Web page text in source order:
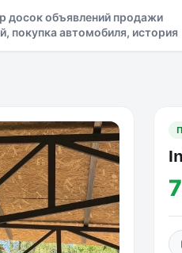
досок объявлений продажи
покупка автомобиля, история
авто в ДНР и ЛНР